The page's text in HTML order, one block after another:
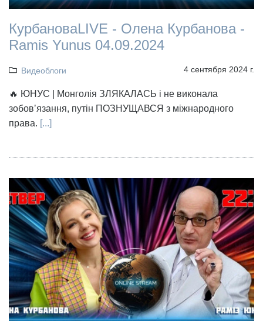
КурбановаLIVE - Олена Курбанова -
Ramis Yunus 04.09.2024
Видеоблоги 4 сентября 2024 г.
🔥 ЮНУС | Монголія ЗЛЯКАЛАСЬ і не виконала
зобовʼязання, путін ПОЗНУЩАВСЯ з міжнародного
права. [...]